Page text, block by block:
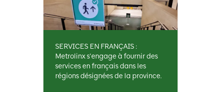
SERVICES EN FRANÇAIS :
Metrolinx s'engage à fournir des
services en français dans les
régions désignées de la province.